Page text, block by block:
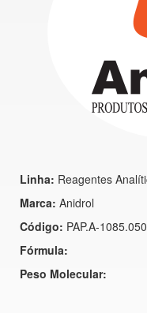
Linha: Reagentes
Marca: Anidrol
Código: PAP.A-
Fórmula:
Peso Molecular: